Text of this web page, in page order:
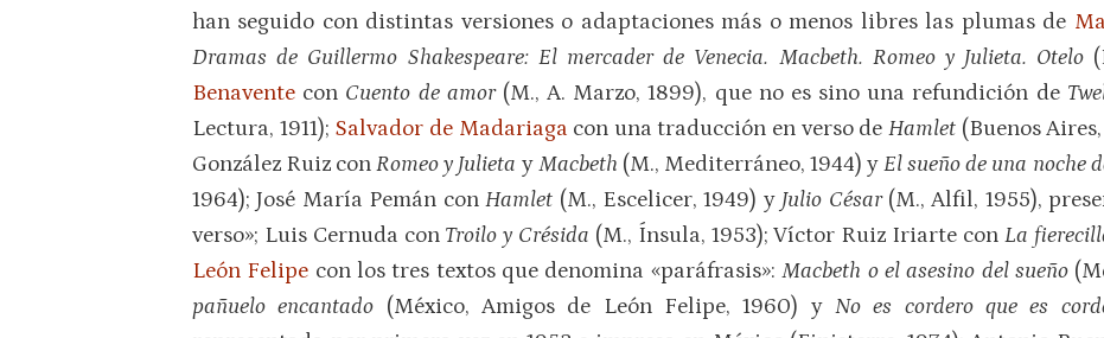
han seguido con distintas versiones o adaptaciones más o menos libres las plumas de
Dramas de Guillermo Shakespeare: El mercader de Venecia. Macbeth. Romeo y Julieta. Otelo
Benavente con Cuento de amor (M., A. Marzo, 1899), que no es sino una refundición de
Lectura, 1911); Salvador de Madariaga con una traducción en verso de Hamlet (Buenos
González Ruiz conRomeo y Julieta yMacbeth (M., Mediterráneo, 1944) yEl sueño de una noche
1964); José María Pemán conHamlet (M., Escelicer, 1949) y Julio César (M., Alfil, 1955),
verso»; Luis Cernuda con Troilo y Crésida (M., Ínsula, 1953); Víctor Ruiz Iriarte con La
León Felipe con los tres textos que denomina «paráfrasis»:Macbeth o el asesino del sueño
pañuelo encantado (México, Amigos de León Felipe, 1960) yNo es cordero que es